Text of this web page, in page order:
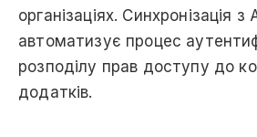
організаціях. Синхронізація
автоматизує процес
розподілу прав доступу до
додатків.